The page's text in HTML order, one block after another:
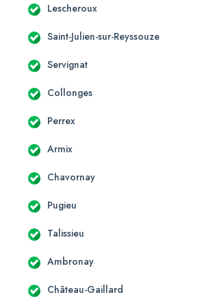
Lescheroux
Saint-Julien-sur-Reyssouze
Servignat
Collonges
Perrex
Armix
Chavornay
Pugieu
Talissieu
Ambronay
Château-Gaillard